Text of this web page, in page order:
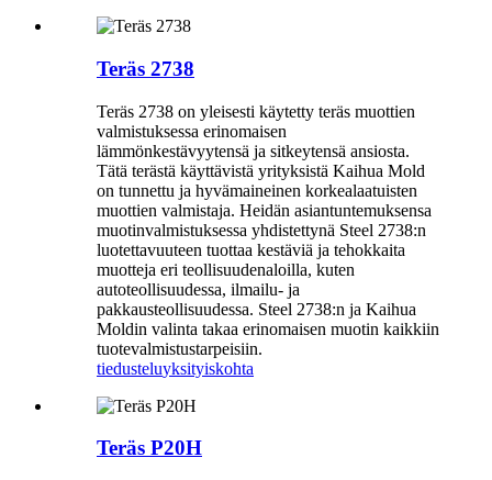
Teräs 2738
Teräs 2738 on yleisesti käytetty teräs muottien
valmistuksessa erinomaisen
lämmönkestävyytensä ja sitkeytensä ansiosta.
Tätä terästä käyttävistä yrityksistä Kaihua Mold
on tunnettu ja hyvämaineinen korkealaatuisten
muottien valmistaja. Heidän asiantuntemuksensa
muotinvalmistuksessa yhdistettynä Steel 2738:n
luotettavuuteen tuottaa kestäviä ja tehokkaita
muotteja eri teollisuudenaloilla, kuten
autoteollisuudessa, ilmailu- ja
pakkausteollisuudessa. Steel 2738:n ja Kaihua
Moldin valinta takaa erinomaisen muotin kaikkiin
tuotevalmistustarpeisiin.
tiedusteluyksityiskohta
Teräs P20H